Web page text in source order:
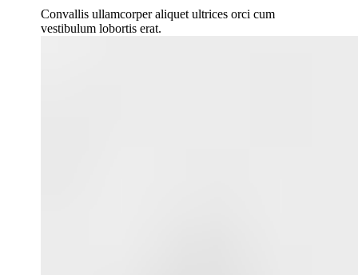
Convallis ullamcorper aliquet ultrices orci cum
vestibulum lobortis erat.